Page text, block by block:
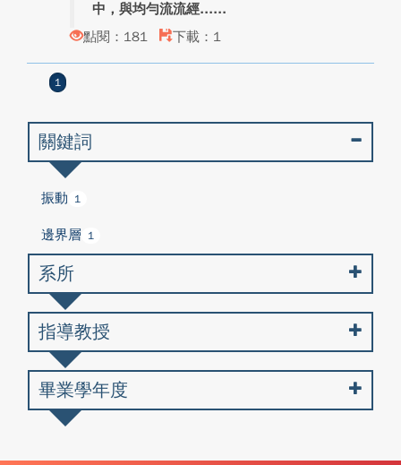
中，與均勻流流經...
點閱：181
下載：1
1
關鍵詞
振動 1
邊界層 1
系所
指導教授
畢業學年度